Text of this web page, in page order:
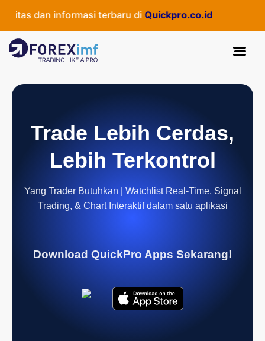
dan informasi terbaru diQuickpro.co.id
Trade Lebih Cerdas,
Lebih Terkontrol
Yang Trader Butuhkan | Watchlist Real-Time, Signal
Trading, & Chart Interaktif dalam satu aplikasi
Download QuickPro Apps Sekarang!